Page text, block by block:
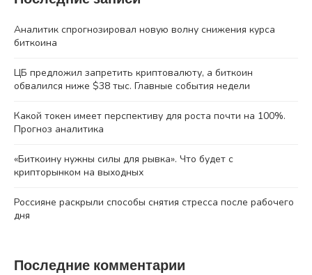
Аналитик спрогнозировал новую волну снижения курса
биткоина
ЦБ предложил запретить криптовалюту, а биткоин
обвалился ниже $38 тыс. Главные события недели
Какой токен имеет перспективу для роста почти на 100%.
Прогноз аналитика
«Биткоину нужны силы для рывка». Что будет с
крипторынком на выходных
Россияне раскрыли способы снятия стресса после рабочего
дня
Последние комментарии